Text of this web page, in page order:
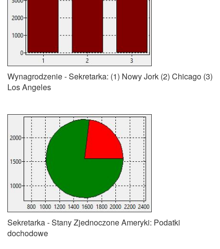
Wynagrodzenie - Sekretarka: (1) Nowy Jork (2) Chicago (3)
Los Angeles
Sekretarka - Stany Zjednoczone Ameryki: Podatki
dochodowe